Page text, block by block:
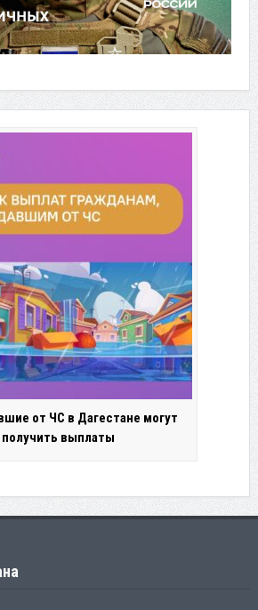
от ЧС в Дагестане могут
получить выплаты